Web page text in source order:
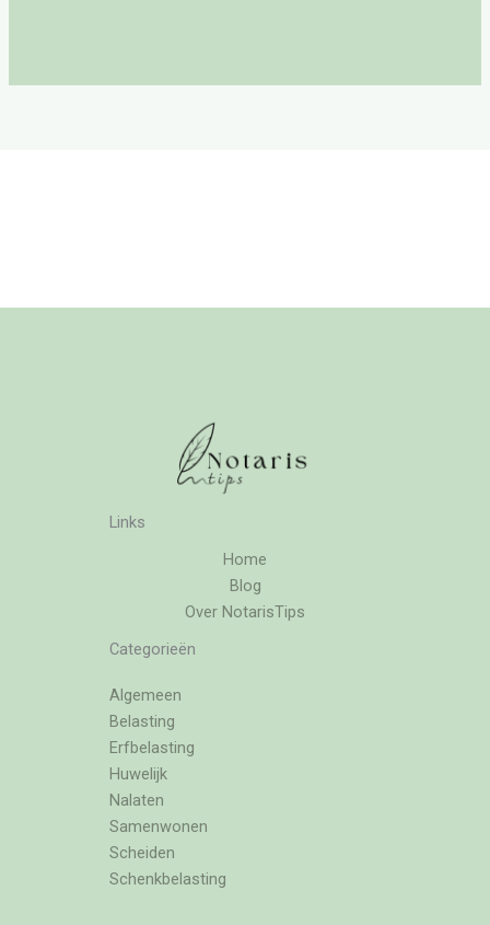
Links
Home
Blog
Over NotarisTips
Categorieën
Algemeen
Belasting
Erfbelasting
Huwelijk
Nalaten
Samenwonen
Scheiden
Schenkbelasting